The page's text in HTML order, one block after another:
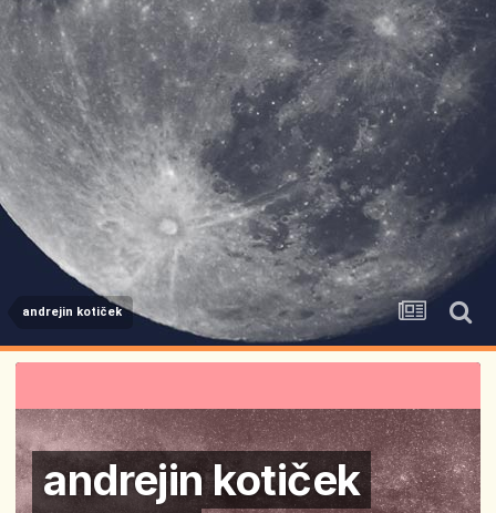
andrejin kotiček
andrejin kotiček